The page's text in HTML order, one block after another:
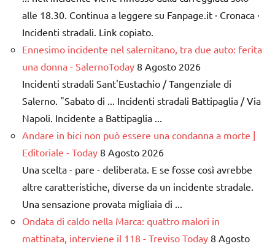
alle 18.30. Continua a leggere su Fanpage.it · Cronaca ·
Incidenti stradali. Link copiato.
Ennesimo incidente nel salernitano, tra due auto: ferita
una donna - SalernoToday 8 Agosto 2026
Incidenti stradali Sant'Eustachio / Tangenziale di
Salerno. "Sabato di ... Incidenti stradali Battipaglia / Via
Napoli. Incidente a Battipaglia ...
Andare in bici non può essere una condanna a morte |
Editoriale - Today 8 Agosto 2026
Una scelta - pare - deliberata. E se fosse così avrebbe
altre caratteristiche, diverse da un incidente stradale.
Una sensazione provata migliaia di ...
Ondata di caldo nella Marca: quattro malori in
mattinata, interviene il 118 - Treviso Today 8 Agosto